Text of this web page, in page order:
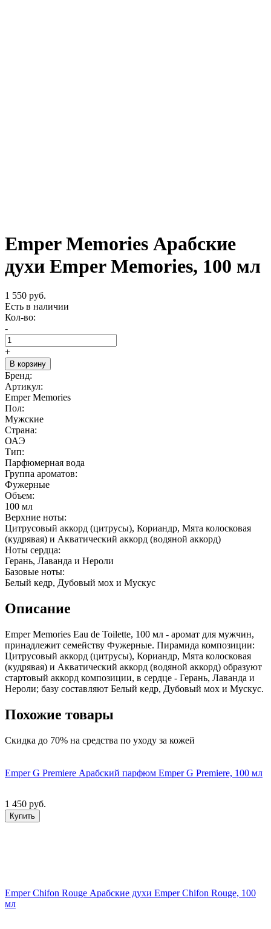
Emper Memories Арабские
духи Emper Memories, 100 мл
1 550 руб.
Есть в наличии
Кол-во:
-
+
В корзину
Бренд:
Артикул:
Emper Memories
Пол:
Мужские
Страна:
ОАЭ
Тип:
Парфюмерная вода
Группа ароматов:
Фужерные
Объем:
100 мл
Верхние ноты:
Цитрусовый аккорд (цитрусы), Кориандр, Мята колосковая
(кудрявая) и Акватический аккорд (водяной аккорд)
Ноты сердца:
Герань, Лаванда и Нероли
Базовые ноты:
Белый кедр, Дубовый мох и Мускус
Описание
Emper Memories Eau de Toilette, 100 мл - аромат для мужчин,
принадлежит семейству Фужерные. Пирамида композиции:
Цитрусовый аккорд (цитрусы), Кориандр, Мята колосковая
(кудрявая) и Акватический аккорд (водяной аккорд) образуют
стартовый аккорд композиции, в сердце - Герань, Лаванда и
Нероли; базу составляют Белый кедр, Дубовый мох и Мускус.
Похожие товары
Скидка до 70% на средства по уходу за кожей
Emper G Premiere Арабский парфюм Emper G Premiere, 100 мл
1 450 руб.
Купить
Emper Chifon Rouge Арабские духи Emper Chifon Rouge, 100
мл